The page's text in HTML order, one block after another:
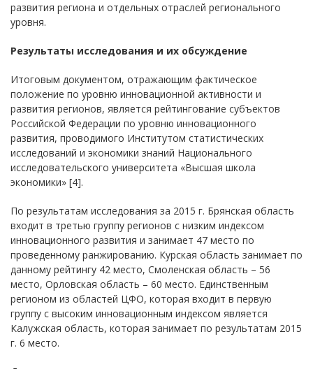
развития региона и отдельных отраслей регионального
уровня.
Результаты исследования и их обсуждение
Итоговым документом, отражающим фактическое
положение по уровню инновационной активности и
развития регионов, является рейтингование субъектов
Российской Федерации по уровню инновационного
развития, проводимого Институтом статистических
исследований и экономики знаний Национального
исследовательского университета «Высшая школа
экономики» [4].
По результатам исследования за 2015 г. Брянская область
входит в третью группу регионов с низким индексом
инновационного развития и занимает 47 место по
проведенному ранжированию. Курская область занимает по
данному рейтингу 42 место, Смоленская область – 56
место, Орловская область – 60 место. Единственным
регионом из областей ЦФО, которая входит в первую
группу с высоким инновационным индексом является
Калужская область, которая занимает по результатам 2015
г. 6 место.